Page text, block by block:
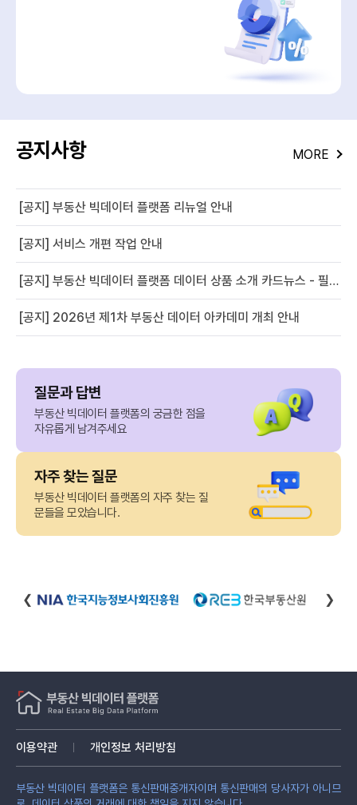
공지사항 MORE
[공지] 부동산 빅데이터 플랫폼 리뉴얼 안내
[공지] 서비스 개편 작업 안내
[공지] 부동산 빅데이터 플랫폼 데이터 상품 소개 카드뉴스 - 필지별 경사도 정보
[공지] 2026년 제1차 부동산 데이터 아카데미 개최 안내
질문과 답변
부동산 빅데이터 플랫폼의 궁금한 점을
자유롭게 남겨주세요
자주 찾는 질문
부동산 빅데이터 플랫폼의 자주 찾는 질
문들을 모았습니다.
❮ ❯
이용약관 개인정보 처리방침
부동산 빅데이터 플랫폼은 통신판매중개자이며 통신판매의 당사자가 아니므